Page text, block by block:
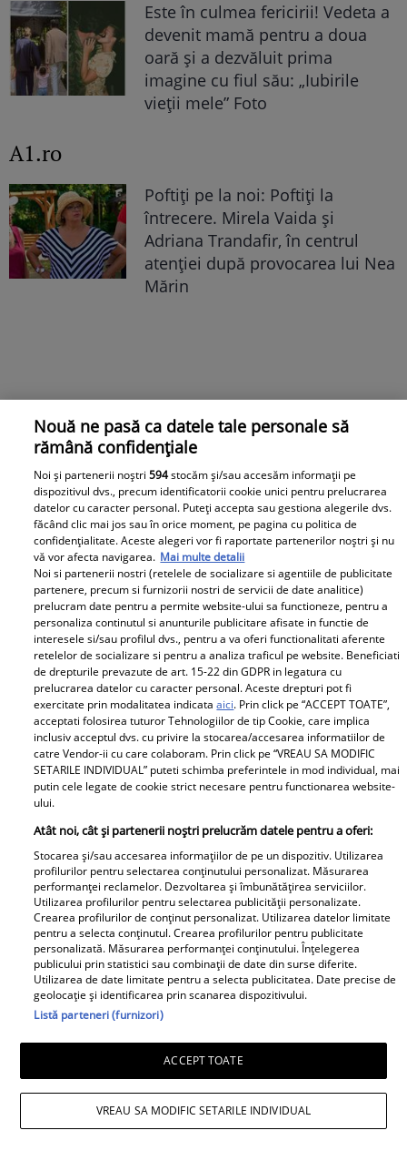
Este în culmea fericirii! Vedeta a
devenit mamă pentru a doua
oară și a dezvăluit prima
imagine cu fiul său: „Iubirile
vieții mele” Foto
A1.ro
Poftiți pe la noi: Poftiți la
întrecere. Mirela Vaida și
Adriana Trandafir, în centrul
atenției după provocarea lui Nea
Mărin
Daniela Nane, dezvăluiri după
despărțirea de Octavian Ene. Cum se
simte actrița: „Nu simt nicio lipsă”
Nouă ne pasă ca datele tale personale să
rămână confidențiale
Noi și partenerii noștri594stocăm și/sau accesăm informații pe
dispozitivul dvs., precum identificatorii cookie unici pentru prelucrarea
datelor cu caracter personal. Puteți accepta sau gestiona alegerile dvs.
făcând clic mai jos sau în orice moment, pe pagina cu politica de
confidențialitate. Aceste alegeri vor fi raportate partenerilor noștri și nu
vă vor afecta navigarea. Mai multe detalii
Noi si partenerii nostri (retelele de socializare si agentiile de publicitate
partenere, precum si furnizorii nostri de servicii de date analitice)
prelucram date pentru a permite website-ului sa functioneze, pentru a
personaliza continutul si anunturile publicitare afisate in functie de
interesele si/sau profilul dvs., pentru a va oferi functionalitati aferente
retelelor de socializare si pentru a analiza traficul pe website. Beneficiati
de drepturile prevazute de art. 15-22 din GDPR in legatura cu
prelucrarea datelor cu caracter personal. Aceste drepturi pot fi
exercitate prin modalitatea indicataaici. Prin click pe “ACCEPT TOATE”,
acceptati folosirea tuturor Tehnologiilor de tip Cookie, care implica
inclusiv acceptul dvs. cu privire la stocarea/accesarea informatiilor de
catre Vendor-ii cu care colaboram. Prin click pe “VREAU SA MODIFIC
SETARILE INDIVIDUAL” puteti schimba preferintele in mod individual, mai
putin cele legate de cookie strict necesare pentru functionarea website-
ului.
Atât noi, cât și partenerii noștri prelucrăm datele pentru a oferi:
Stocarea și/sau accesarea informațiilor de pe un dispozitiv. Utilizarea
profilurilor pentru selectarea conținutului personalizat. Măsurarea
performanței reclamelor. Dezvoltarea și îmbunătățirea serviciilor.
Utilizarea profilurilor pentru selectarea publicității personalizate.
Crearea profilurilor de conținut personalizat. Utilizarea datelor limitate
pentru a selecta conținutul. Crearea profilurilor pentru publicitate
personalizată. Măsurarea performanței conținutului. Înțelegerea
publicului prin statistici sau combinații de date din surse diferite.
Utilizarea de date limitate pentru a selecta publicitatea. Date precise de
geolocație și identificarea prin scanarea dispozitivului.
Listă parteneri (furnizori)
ACCEPT TOATE
VREAU SA MODIFIC SETARILE INDIVIDUAL